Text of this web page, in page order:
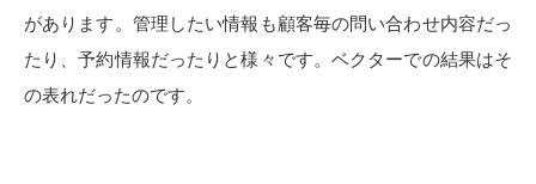
があります。管理したい情報も顧客毎の問い合わせ内容だっ
たり、予約情報だったりと様々です。ベクターでの結果はそ
の表れだったのです。